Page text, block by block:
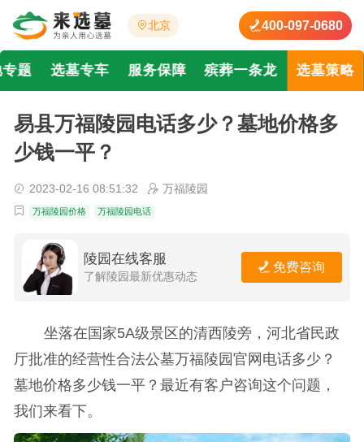
北京 400-097-0680
题 选墓专车 服务保障 殡葬一条龙 选墓策略
易县万福陵园电话多少？墓地价格多
少钱一平？
2023-02-16 08:51:32 万福陵园
万福陵园价格 万福陵园电话
陵园在线客服
了解陵园最新优惠动态
免费咨询
坐落在国家5A级景区的清西陵旁，河北省民政
厅批准的经营性合法公墓万福陵园官网电话多少？
墓地价格多少钱一平？最近有客户咨询这个问题，
我们来看下。